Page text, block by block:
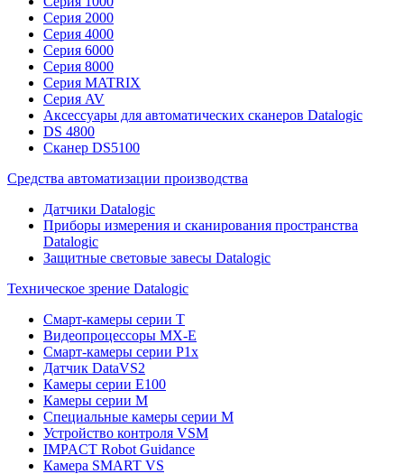
Серия 2000
Серия 4000
Серия 6000
Серия 8000
Серия MATRIX
Серия AV
Аксессуары для автоматических сканеров Datalogic
DS 4800
Сканер DS5100
Средства автоматизации производства
Датчики Datalogic
Приборы измерения и сканирования пространства
Datalogic
Защитные световые завесы Datalogic
Техническое зрение Datalogic
Смарт-камеры серии T
Видеопроцессоры MX-E
Смарт-камеры серии P1x
Датчик DataVS2
Камеры серии E100
Камеры серии M
Специальные камеры серии M
Устройство контроля VSM
IMPACT Robot Guidance
Камера SMART VS